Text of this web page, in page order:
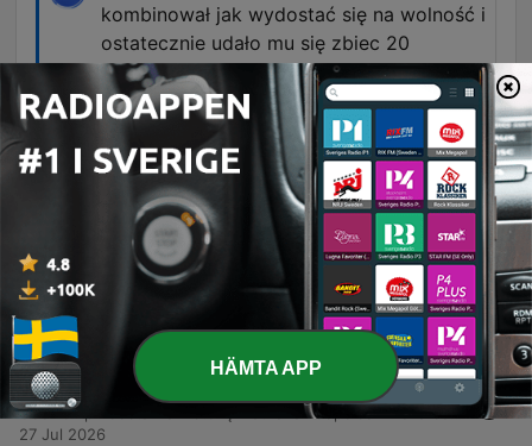
kombinował jak wydostać się na wolność i
ostatecznie udało mu się zbiec 20
października 2020 roku.
00:19:33 · Informacja o nieudanej próbie ucieczki
skazanego więźnia.
282 - 268. Morderstwo na łodzi podwodnej
Odcinek przedstawia szczegółową historię morderstwa Kim Wall, szwedzkiej dziennikarki, dokonanego przez Petera Madsena na pokładzie prywatnej łodzi podwodnej Nautilus. Narracja śledzi losy Madsena – od jego dzieciństwa i pasji do budowy rakiet, przez działalność inżynieryjną w Copenhagen Suborbitals, aż po tragiczne wydarzenia z sierpnia 2017 roku. Słuchacz poznaje przebieg śledztwa, proces odkrywania makabrycznych szczegółów zbrodni oraz późniejsze zmiany w zeznaniach sprawcy. Historia obejmuje również aspekty życia prywatnego ofiary, jej kariery dziennikarskiej oraz dziedzictwa, jakie pozostawiła po sobie poprzez fundacje upamiętniające jej pamięć.
03 Aug 2026
281 - 267. Koktajl dla trupa
Odcinek przedstawia historię Nathana Leopolda i Richarda Loeba, dwóch niezwykle inteligentnych młodych mężczyzn z bogatych rodzin w Chicago, którzy dokonali zaplanowanego morderstwa Bobby'ego Franksa w ramach realizacji idei 'nadczłowieka'. Historia obejmuje przebieg zbrodni, proces sądowy prowadzony przez Clarence'a Darrowa oraz tragiczny koniec Richarda Loeba w więzieniu. Program przybliża także dalsze losy sprawców, życie Leopolda po uzyskaniu zwolnienia warunkowego oraz refleksje nad naturą ludzkiego zła. Autorka nawiązuje do filmu Hitchcocka, wyjaśniając pochodzenie tytułu odcinka, i porównuje tę historię do przypadku braci Menendez.
27 Jul 2026
HÄMTA APP